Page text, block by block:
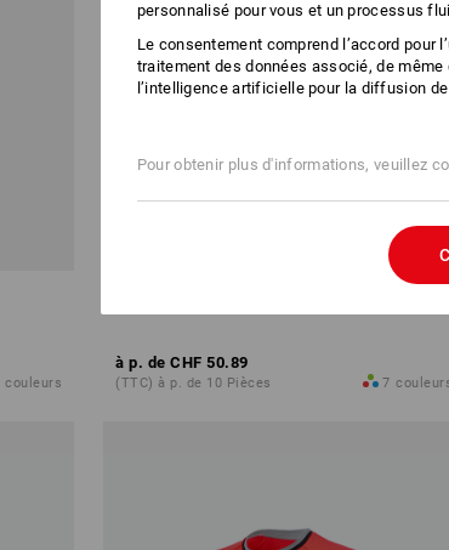
couleurs
à p. de CHF 50.89
(TTC) à p. de 10 Pièces 7
personnalisé pour vous et un processus
Le consentement comprend l’accord
traitement des données associé, de
l’intelligence artificielle pour la diffusion
Pour obtenir plus d'informations, veuillez